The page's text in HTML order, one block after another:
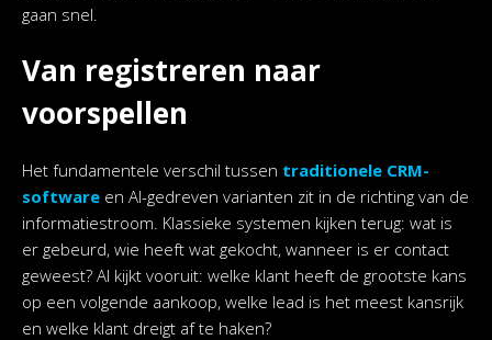
gaan snel.
Van registreren naar
voorspellen
Het fundamentele verschil tussen traditionele CRM-
software en AI-gedreven varianten zit in de richting van de
informatiestroom. Klassieke systemen kijken terug: wat is
er gebeurd, wie heeft wat gekocht, wanneer is er contact
geweest? AI kijkt vooruit: welke klant heeft de grootste kans
op een volgende aankoop, welke lead is het meest kansrijk
en welke klant dreigt af te haken?